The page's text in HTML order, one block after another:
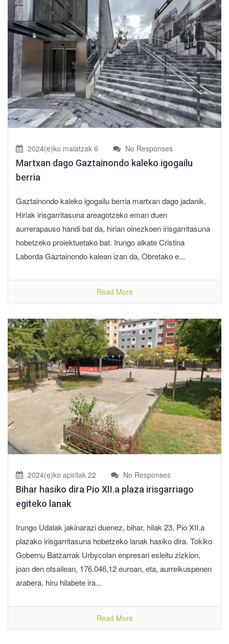
2024(e)ko maiatzak 6 No Responses
Martxan dago Gaztainondo kaleko igogailu
berria
Gaztainondo kaleko igogailu berria martxan dago jadanik.
Hiriak irisgarritasuna areagotzeko eman duen
aurrerapauso handi bat da, hirian oinezkoen irisgarritasuna
hobetzeko proiektuetako bat. Irungo alkate Cristina
Laborda Gaztainondo kalean izan da, Obretako e...
Read More
2024(e)ko apirilak 22 No Responses
Bihar hasiko dira Pio XII.a plaza irisgarriago
egiteko lanak
Irungo Udalak jakinarazi duenez, bihar, hilak 23, Pio XII.a
plazako irisgarritasuna hobetzeko lanak hasiko dira. Tokiko
Gobernu Batzarrak Urbycolan enpresari esleitu zizkion,
joan den otsailean, 176.046,12 euroan, eta, aurreikuspenen
arabera, hiru hilabete ira...
Read More